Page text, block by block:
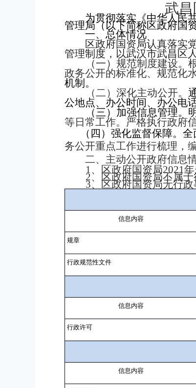
武
为贯彻落实《中华人民
管理局（以下简称区政府国
一、总体情况
区政府国资局认真落实
管理制度，以武汉市武昌区
（一）规范制度建设。
政务公开的标准化、规范化水
机制。
（二）深化主动公开。
公地点、办公时间、办公电
（三）加强信息管理。
等日常工作。严格执行政府
（四）强化监督保障。 全
务公开重点工作进行梳理，
二、主动公开政府信息
1、区政府国资局2021
2、 区政府国资局不属
3、区政府国资局无行
信息内容
规章
行政规范性文件
信息内容
行政许可
信息内容